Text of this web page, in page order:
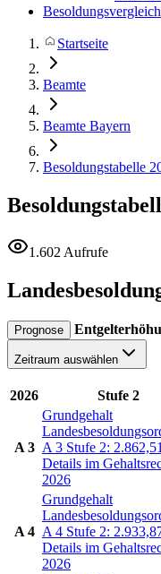
Besoldungsvergleich
Startseite
Beamte
Beamte Bayern
Besoldungstabelle
1.602 Aufrufe
Prognose
Zeitraum auswählen
2026
Stufe 2
A 3
Grundgehalt
A 3 Stufe 2: 2.862,51
Details im
2026
A 4
Grundgehalt
A 4 Stufe 2:
Details im
2026